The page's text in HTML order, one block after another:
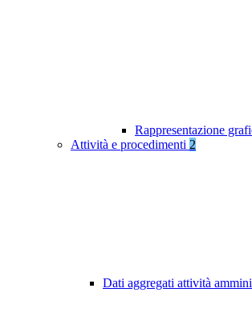
Rappresentazione
Attività e procedimenti 2
Dati aggregati attività